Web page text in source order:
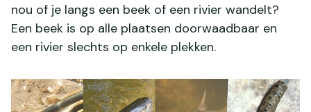
nou of je langs een beek of een rivier wandelt?
Een beek is op alle plaatsen doorwaadbaar en
een rivier slechts op enkele plekken.